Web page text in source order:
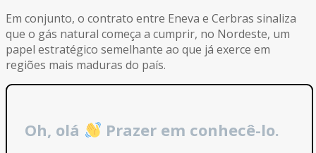
Em conjunto, o contrato entre Eneva e Cerbras sinaliza
que o gás natural começa a cumprir, no Nordeste, um
papel estratégico semelhante ao que já exerce em
regiões mais maduras do país.
Oh, olá Prazer em conhecê-lo.